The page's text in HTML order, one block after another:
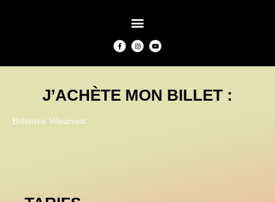
J’ACHÈTE MON BILLET :
Billetterie Weezevent